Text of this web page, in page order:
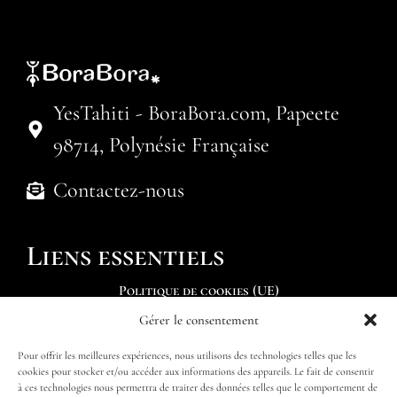
Gérer le consentement
Pour offrir les meilleures expériences, nous utilisons des technologies telles que les
cookies pour stocker et/ou accéder aux informations des appareils. Le fait de consentir
à ces technologies nous permettra de traiter des données telles que le comportement de
YesTahiti - BoraBora.com, Papeete
98714, Polynésie Française
Contactez-nous
Liens essentiels
Politique de cookies (UE)
Trouver mon itinéraire